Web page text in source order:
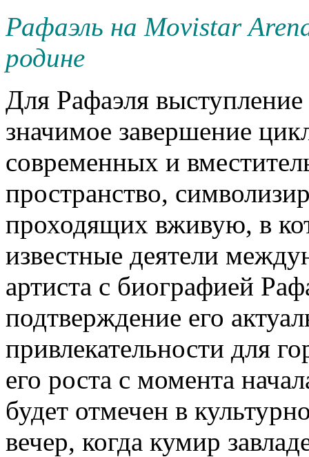
Рафаэль на Movistar
родине
Для Рафаэля
значимое завершение
современных и
пространство,
проходящих вживую, в
известные деятели
артиста с биографией
подтверждение его
привлекательности для
его роста с момента
будет отмечен в
вечер, когда кумир